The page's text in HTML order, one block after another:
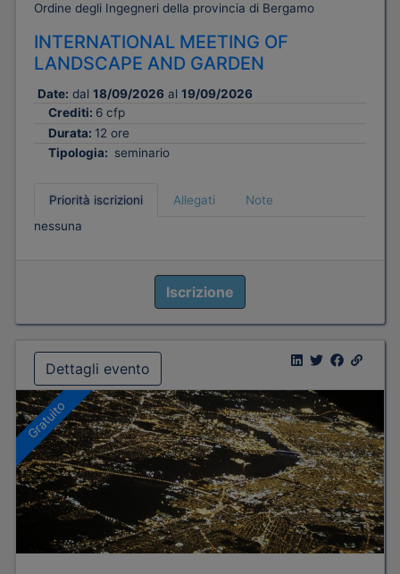
Ordine degli Ingegneri della provincia di Bergamo
INTERNATIONAL MEETING OF
LANDSCAPE AND GARDEN
Date: dal 18/09/2026 al 19/09/2026
Crediti: 6 cfp
Durata: 12 ore
Tipologia: seminario
Priorità iscrizioni Allegati
Note
nessuna
Iscrizione
Dettagli evento
Gratuito